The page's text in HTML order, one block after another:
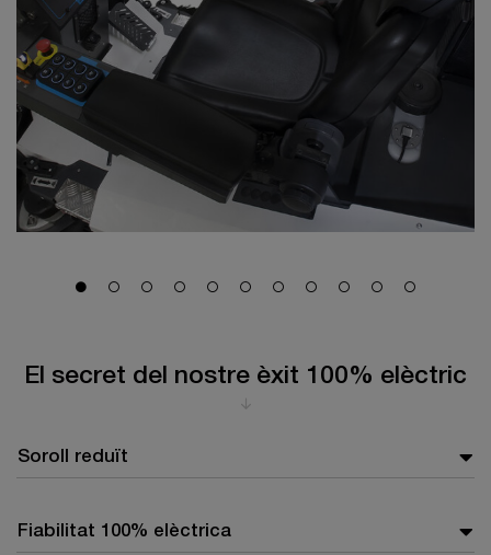
El secret del nostre èxit 100% elèctric
Soroll reduït
Fiabilitat 100% elèctrica